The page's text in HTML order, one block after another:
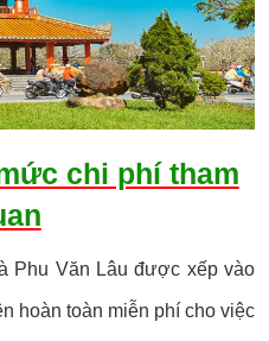
chi phí tham
Phu Văn Lâu được xếp vào
hoàn toàn miễn phí cho việc